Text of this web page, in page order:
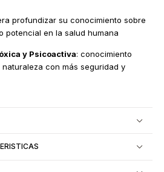
profundizar su conocimiento sobre
potencial en la salud humana
y Psicoactiva: conocimiento
con más seguridad y